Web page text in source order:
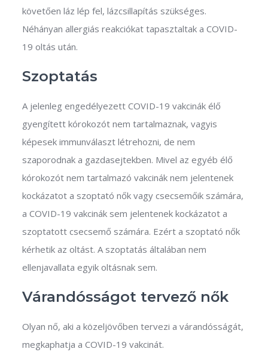
követően láz lép fel, lázcsillapítás szükséges.
Néhányan allergiás reakciókat tapasztaltak a COVID-
19 oltás után.
Szoptatás
A jelenleg engedélyezett COVID-19 vakcinák élő
gyengített kórokozót nem tartalmaznak, vagyis
képesek immunválaszt létrehozni, de nem
szaporodnak a gazdasejtekben. Mivel az egyéb élő
kórokozót nem tartalmazó vakcinák nem jelentenek
kockázatot a szoptató nők vagy csecsemőik számára,
a COVID-19 vakcinák sem jelentenek kockázatot a
szoptatott csecsemő számára. Ezért a szoptató nők
kérhetik az oltást. A szoptatás általában nem
ellenjavallata egyik oltásnak sem.
Várandósságot tervező nők
Olyan nő, aki a közeljövőben tervezi a várandósságát,
megkaphatja a COVID-19 vakcinát.